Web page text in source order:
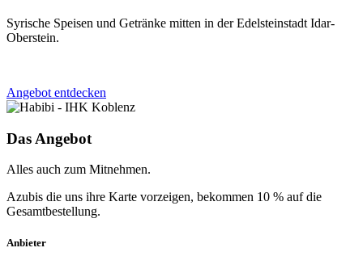
Syrische Speisen und Getränke mitten in der Edelsteinstadt Idar-
Oberstein.
Angebot entdecken
Das Angebot
Alles auch zum Mitnehmen.
Azubis die uns ihre Karte vorzeigen, bekommen 10 % auf die
Gesamtbestellung.
Anbieter